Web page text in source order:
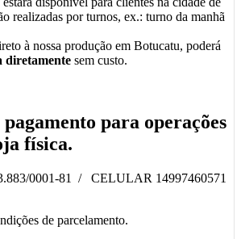
realizadas por turnos, ex.: turno da manhã
à nossa produção em Botucatu, poderá
diretamente sem custo.
pagamento para operações
física.
0001-81 / CELULAR 14997460571
de parcelamento.